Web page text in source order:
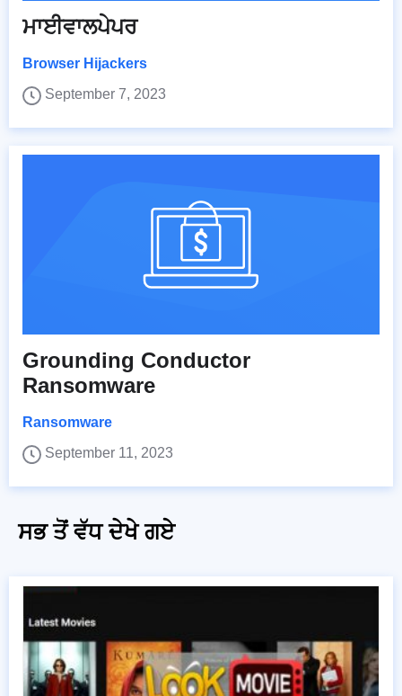
ਮਾਈਵਾਲਪੇਪਰ
Browser Hijackers
September 7, 2023
Grounding Conductor
Ransomware
Ransomware
September 11, 2023
ਸਭ ਤੋਂ ਵੱਧ ਦੇਖੇ ਗਏ